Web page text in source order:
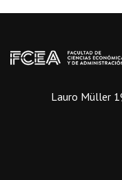
Lauro Müller